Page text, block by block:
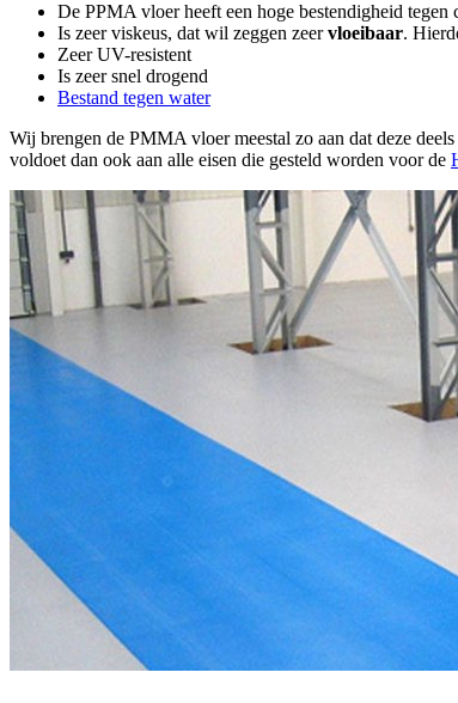
De PPMA vloer heeft een hoge bestendigheid
Is zeer viskeus, dat wil zeggen zeervloeibaar.
Zeer UV-resistent
Is zeer snel drogend
Bestand tegen water
Wij brengen de PMMA vloer meestal zo aan dat deze
voldoet dan ook aan alle eisen die gesteld worden voor de